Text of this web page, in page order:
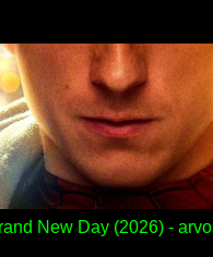
New Day (2026) -